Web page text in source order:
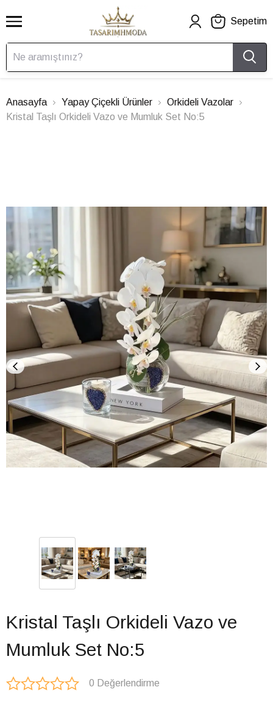
Sepetim
Anasayfa Yapay Çiçekli Ürünler
Orkideli Vazolar
Kristal Taşlı Orkideli Vazo ve Mumluk Set No:5
Kristal Taşlı Orkideli Vazo ve
Mumluk Set No:5
0 Değerlendirme